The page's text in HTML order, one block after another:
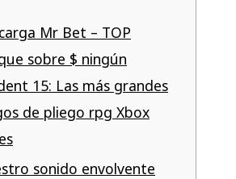
Mr Bet – TOP
sobre $ ningún
15: Las más grandes
de pliego rpg Xbox
sonido envolvente